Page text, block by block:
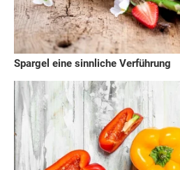
Spargel eine sinnliche Verführung